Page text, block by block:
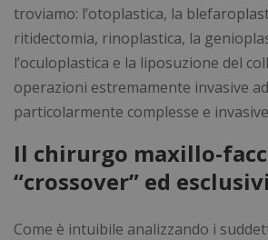
troviamo: l’otoplastica, la
ritidectomia, rinoplastica, la
l’oculoplastica e la liposuzione del
operazioni estremamente invasive
particolarmente complesse e
Il chirurgo maxillo-
“crossover” ed
Come è intuibile analizzando i